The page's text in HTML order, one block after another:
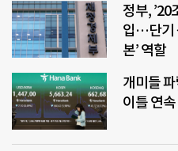
정부, ’20
입…단기
본’ 역할
개미들
이틀 연속